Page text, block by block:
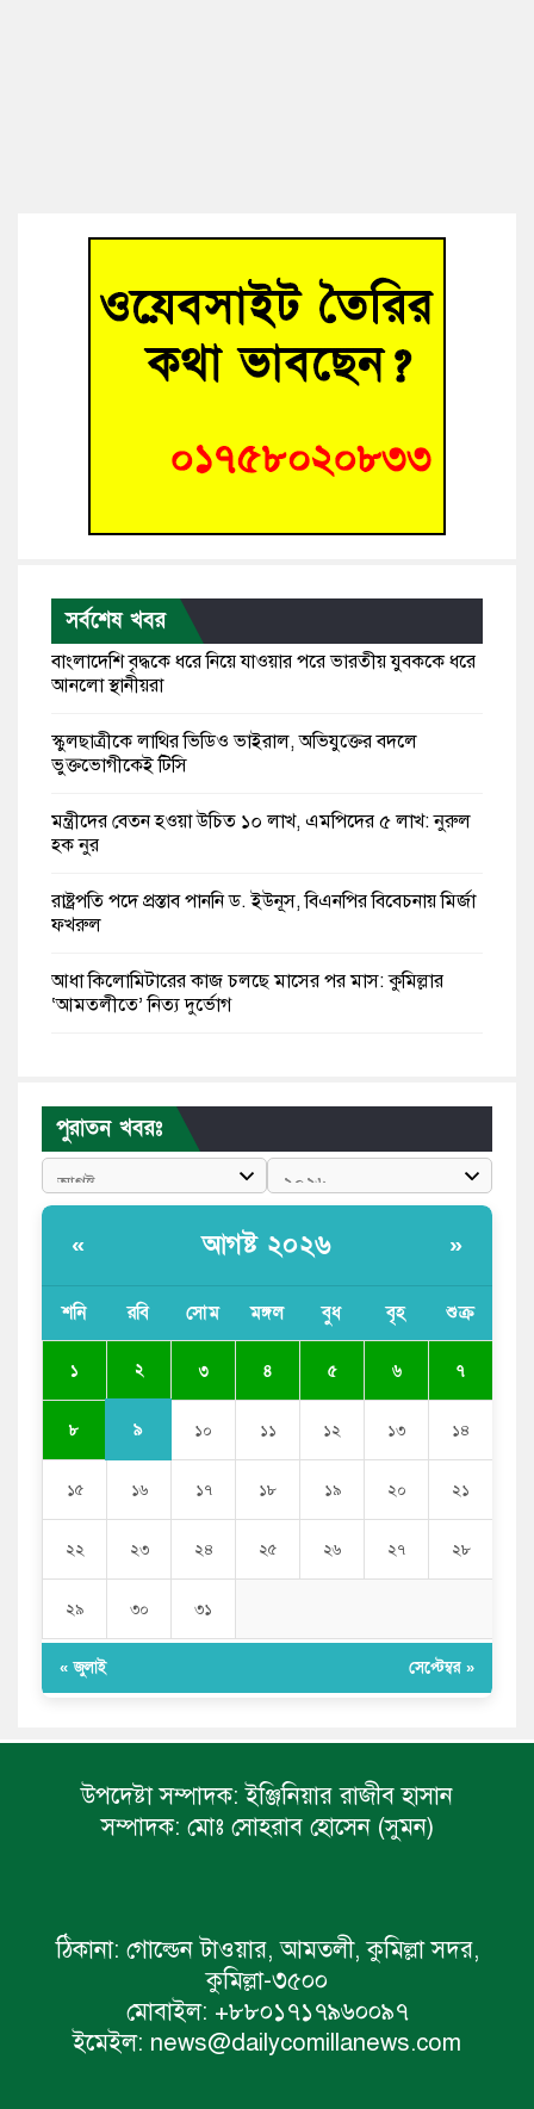
সর্বশেষ খবর
বাংলাদেশি বৃদ্ধকে ধরে নিয়ে যাওয়ার পরে ভারতীয় যুবককে ধরে
আনলো স্থানীয়রা
স্কুলছাত্রীকে লাথির ভিডিও ভাইরাল, অভিযুক্তের বদলে
ভুক্তভোগীকেই টিসি
মন্ত্রীদের বেতন হওয়া উচিত ১০ লাখ, এমপিদের ৫ লাখ: নুরুল
হক নুর
রাষ্ট্রপতি পদে প্রস্তাব পাননি ড. ইউনূস, বিএনপির বিবেচনায় মির্জা
ফখরুল
আধা কিলোমিটারের কাজ চলছে মাসের পর মাস: কুমিল্লার
‘আমতলীতে’ নিত্য দুর্ভোগ
পুলিশকে পিটিয়ে রক্তাক্ত করেছি এ দৃশ্য কি আপনারা দেখেননি:
এনসিপি নেতা
সরকার
সজীব ওয়াজেদ জয়
পুরাতন খবরঃ
« আগষ্ট ২০২৬ »
শনি রবি সোম মঙ্গল বুধ বৃহ শুক্র
১ ২ ৩ ৪ ৫ ৬ ৭
৮ ৯ ১০ ১১ ১২ ১৩ ১৪
১৫ ১৬ ১৭ ১৮ ১৯ ২০ ২১
২২ ২৩ ২৪ ২৫ ২৬ ২৭ ২৮
২৯ ৩০ ৩১
« জুলাই সেপ্টেম্বর »
উপদেষ্টা সম্পাদক: ইঞ্জিনিয়ার রাজীব হাসান
সম্পাদক: মোঃ সোহরাব হোসেন (সুমন)
ঠিকানা: গোল্ডেন টাওয়ার, আমতলী, কুমিল্লা সদর,
কুমিল্লা-৩৫০০
মোবাইল: +৮৮০১৭১৭৯৬০০৯৭
ইমেইল: news@dailycomillanews.com